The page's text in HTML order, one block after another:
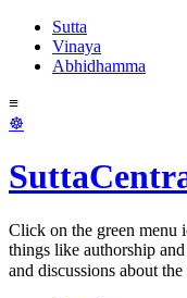
Sutta
Vinaya
Abhidhamma
≡
☸
Click on the green menu
things like authorship
and discussions about the